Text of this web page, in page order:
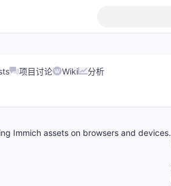
项目讨论 Wiki 分析
Immich assets on browsers and devices.